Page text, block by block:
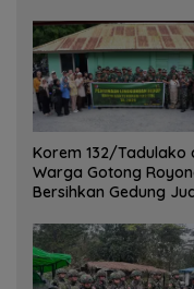
Korem 132/Tadulako
Warga Gotong
Bersihkan Gedung